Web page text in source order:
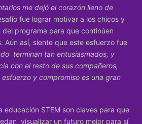
me dejó el corazón lleno de
fue lograr motivar a los chicos y
programa para que continúen
Aún así, siente que este esfuerzo fue
terminan tan entusiasmados, y
con el resto de sus compañeros,
y compromiso es una gran
educación STEM son claves para que
visualizar un futuro mejor para sí